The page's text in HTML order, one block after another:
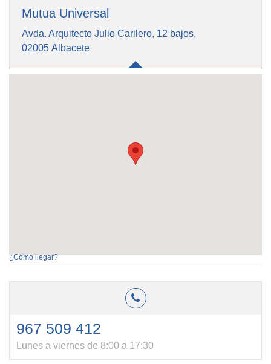
Mutua Universal
Avda. Arquitecto Julio Carilero, 12 bajos,
02005 Albacete
¿Cómo llegar?
967 509 412
Lunes a viernes de 8:00 a 17:30